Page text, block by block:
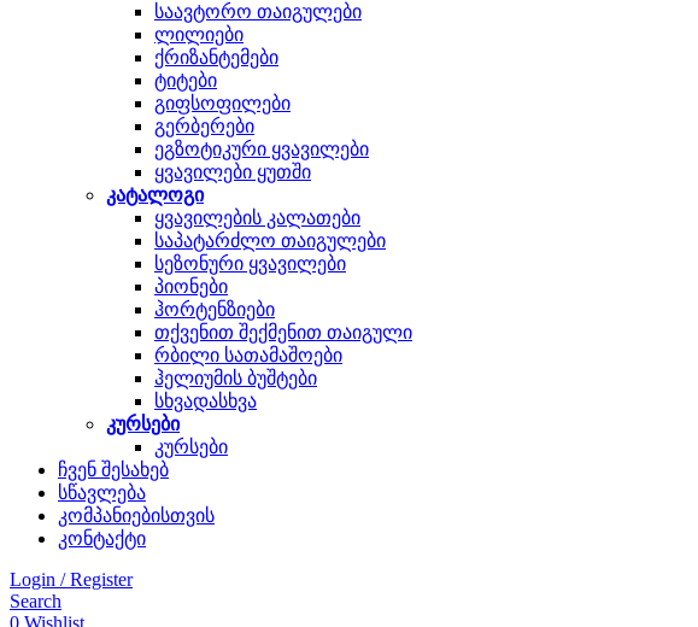
საავტორო თაიგულები
ლილიები
ქრიზანტემები
ტიტები
გიფსოფილები
გერბერები
ეგზოტიკური ყვავილები
ყვავილები ყუთში
კატალოგი
ყვავილების კალათები
საპატარძლო თაიგულები
სეზონური ყვავილები
პიონები
ჰორტენზიები
თქვენით შექმენით თაიგული
რბილი სათამაშოები
ჰელიუმის ბუშტები
სხვადასხვა
კურსები
კურსები
ჩვენ შესახებ
სწავლება
კომპანიებისთვის
კონტაქტი
Login / Register
Search
0 Wishlist